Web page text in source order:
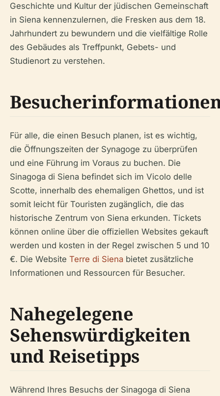
Geschichte und Kultur der jüdischen Gemeinschaft
in Siena kennenzulernen, die Fresken aus dem 18.
Jahrhundert zu bewundern und die vielfältige Rolle
des Gebäudes als Treffpunkt, Gebets- und
Studienort zu verstehen.
Für alle, die einen Besuch planen, ist es wichtig,
die Öffnungszeiten der Synagoge zu überprüfen
und eine Führung im Voraus zu buchen. Die
Sinagoga di Siena befindet sich im Vicolo delle
Scotte, innerhalb des ehemaligen Ghettos, und ist
somit leicht für Touristen zugänglich, die das
historische Zentrum von Siena erkunden. Tickets
können online über die offiziellen Websites gekauft
werden und kosten in der Regel zwischen 5 und 10
€. Die Website Terre di Siena bietet zusätzliche
Informationen und Ressourcen für Besucher.
Nahegelegene
Sehenswürdigkeiten
und Reisetipps
Während Ihres Besuchs der Sinagoga di Siena